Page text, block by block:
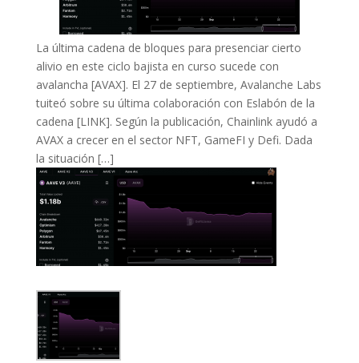
La última cadena de bloques para presenciar cierto
alivio en este ciclo bajista en curso sucede con
avalancha [AVAX]. El 27 de septiembre, Avalanche Labs
tuiteó sobre su última colaboración con Eslabón de la
cadena [LINK]. Según la publicación, Chainlink ayudó a
AVAX a crecer en el sector NFT, GameFI y Defi. Dada
la situación […]